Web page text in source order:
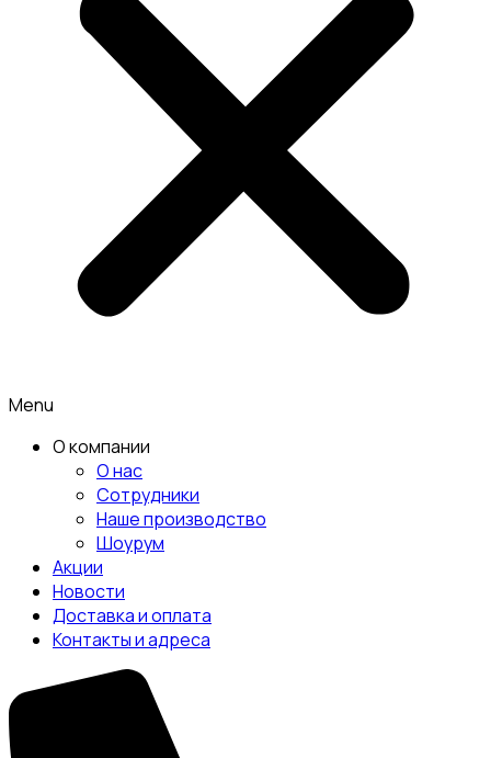
Menu
О компании
О нас
Сотрудники
Наше производство
Шоурум
Акции
Новости
Доставка и оплата
Контакты и адреса